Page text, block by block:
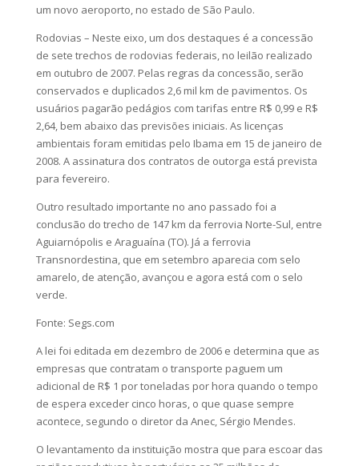
um novo aeroporto, no estado de São Paulo.
Rodovias – Neste eixo, um dos destaques é a concessão
de sete trechos de rodovias federais, no leilão realizado
em outubro de 2007. Pelas regras da concessão, serão
conservados e duplicados 2,6 mil km de pavimentos. Os
usuários pagarão pedágios com tarifas entre R$ 0,99 e R$
2,64, bem abaixo das previsões iniciais. As licenças
ambientais foram emitidas pelo Ibama em 15 de janeiro de
2008. A assinatura dos contratos de outorga está prevista
para fevereiro.
Outro resultado importante no ano passado foi a
conclusão do trecho de 147 km da ferrovia Norte-Sul, entre
Aguiarnópolis e Araguaína (TO). Já a ferrovia
Transnordestina, que em setembro aparecia com selo
amarelo, de atenção, avançou e agora está com o selo
verde.
Fonte: Segs.com
A lei foi editada em dezembro de 2006 e determina que as
empresas que contratam o transporte paguem um
adicional de R$ 1 por toneladas por hora quando o tempo
de espera exceder cinco horas, o que quase sempre
acontece, segundo o diretor da Anec, Sérgio Mendes.
O levantamento da instituição mostra que para escoar das